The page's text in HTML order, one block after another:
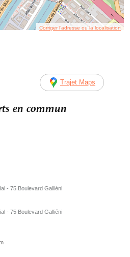
Corriger l’adresse ou la localisation
Trajet Maps
en commun
- 75 Boulevard Galliéni
- 75 Boulevard Galliéni